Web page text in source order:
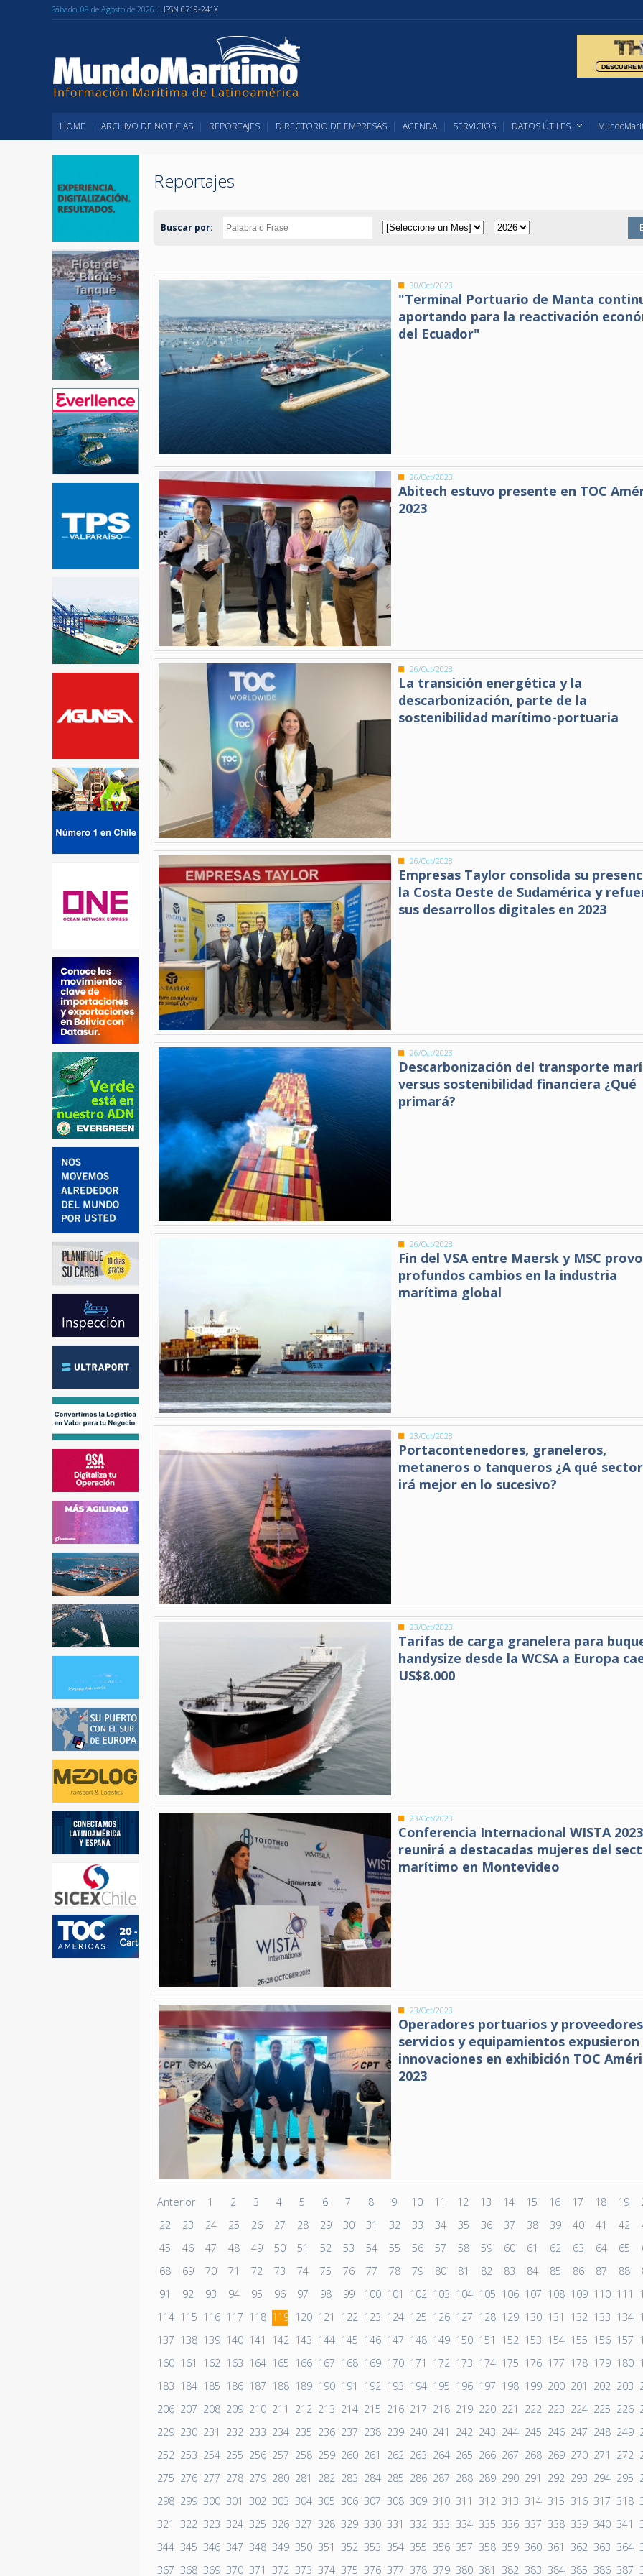
Sábado, 08 de Agosto de 2026 | ISSN 0719-241X
HOME ARCHIVO DE NOTICIAS REPORTAJES DIRECTORIO DE EMPRESAS AGENDA SERVICIOS DATOS ÚTILES
Reportajes
Buscar por:
30/Oct/2023
"Terminal Portuario de Manta
aportando para la reactivación
del Ecuador"
26/Oct/2023
Abitech estuvo presente en TOC
2023
26/Oct/2023
La transición energética y la
descarbonización, parte de la
sostenibilidad marítimo-portuaria
26/Oct/2023
Empresas Taylor consolida su
la Costa Oeste de Sudamérica y
sus desarrollos digitales en 2023
26/Oct/2023
Descarbonización del transporte
versus sostenibilidad financiera ¿Qué
primará?
26/Oct/2023
Fin del VSA entre Maersk y MSC
profundos cambios en la industria
marítima global
23/Oct/2023
Portacontenedores, graneleros,
metaneros o tanqueros ¿A qué
irá mejor en lo sucesivo?
23/Oct/2023
Tarifas de carga granelera para
handysize desde la WCSA a Europa
US$8.000
23/Oct/2023
Conferencia Internacional WISTA 2023
reunirá a destacadas mujeres del
marítimo en Montevideo
23/Oct/2023
Operadores portuarios y
servicios y equipamientos expusieron
innovaciones en exhibición TOC
2023
Anterior 1 2 3 4 5 6 7 8 9 10 11 12 13 14 15 16 17 18 19
22
23 24 25 26 27 28 29 30 31 32 33 34 35 36 37 38 39 40 41 42
45
46 47 48 49 50 51 52 53 54 55 56 57 58 59 60 61 62 63 64 65
68
69 70 71 72 73 74 75 76 77 78 79 80 81 82 83 84 85 86 87 88
91
92 93 94 95 96 97 98 99 100 101 102 103 104 105 106 107 108 109 110 111
114 115 116 117 118 119 120 121 122 123 124 125 126 127 128 129 130 131 132 133 134
137 138 139 140 141 142 143 144 145 146 147 148 149 150 151 152 153 154 155 156 157
160 161 162 163 164 165 166 167 168 169 170 171 172 173 174 175 176 177 178 179 180
183 184 185 186 187 188 189 190 191 192 193 194 195 196 197 198 199 200 201 202 203
206 207 208 209 210 211 212 213 214 215 216 217 218 219 220 221 222 223 224 225 226
229 230 231 232 233 234 235 236 237 238 239 240 241 242 243 244 245 246 247 248 249
252 253 254 255 256 257 258 259 260 261 262 263 264 265 266 267 268 269 270 271 272
275 276 277 278 279 280 281 282 283 284 285 286 287 288 289 290 291 292 293 294 295
298 299 300 301 302 303 304 305 306 307 308 309 310 311 312 313 314 315 316 317 318
321
322 323 324 325 326 327 328 329 330 331 332 333 334 335 336 337 338 339 340 341
344 345 346 347 348 349 350 351 352 353 354 355 356 357 358 359 360 361 362 363 364
367 368 369 370 371 372 373 374 375 376 377 378 379 380 381 382 383 384 385 386 387